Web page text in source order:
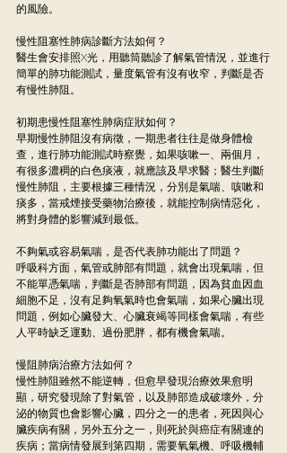
的風險。
慢性阻塞性肺病診斷方法如何？
醫生會安排照X光，用聽筒聽診了解氣管情況，並進行
簡單的肺功能測試，量度氣管有沒有收窄，判斷是否
有慢性肺阻。
初期患慢性阻塞性肺病症狀如何？
早期慢性肺阻沒有病徵，一期患者往往是做身體檢
查，進行肺功能測試時察覺，如果咳嗽一、兩個月，
有很多濃稠的白色痰液，就應該及早求醫；醫生判斷
慢性肺阻，主要根據三種情況，分別是氣喘、咳嗽和
痰多，當戒煙接受藥物治療後，就能控制病情惡化，
將對身體的影響減到最低。
不夠氣或容易氣喘，是否代表肺功能出了問題？
呼吸科方面，氣管或肺部有問題，就會出現氣喘，但
不能單憑氣喘，判斷是否肺部有問題，因為貧血因血
細胞不足，沒有足夠氧氣時也會氣喘，如果心臟出現
問題，例如心臟發大、心臟衰竭等同樣會氣喘，有些
人平時缺乏運動、過份肥胖，都有機會氣喘。
慢阻肺病治療方法如何？
慢性肺阻雖然不能逆轉，但愈早發現治療效果愈明
顯，研究發現除了對氣管，以及肺部造成破壞外，分
泌的物質也會影響心臟，四分之一的患者，死因與心
臟疾病有關，另外五分之一，則死於與癌症有關連的
疾病；當病情發展到第四期，需要氧氣機、呼吸機輔